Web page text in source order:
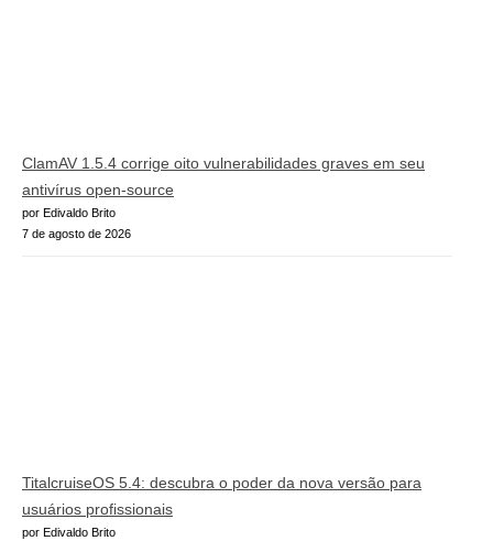
ClamAV 1.5.4 corrige oito vulnerabilidades graves em seu
antivírus open-source
por Edivaldo Brito
7 de agosto de 2026
TitalcruiseOS 5.4: descubra o poder da nova versão para
usuários profissionais
por Edivaldo Brito